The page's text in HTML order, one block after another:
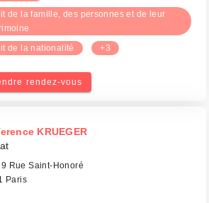
de la famille, des personnes et de leur
de la nationalité
+3
rendez-vous
KRUEGER
Rue Saint-Honoré
Paris